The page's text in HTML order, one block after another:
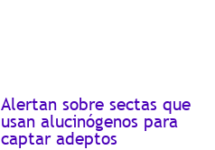
Alertan sobre sectas que
usan alucinógenos para
captar adeptos